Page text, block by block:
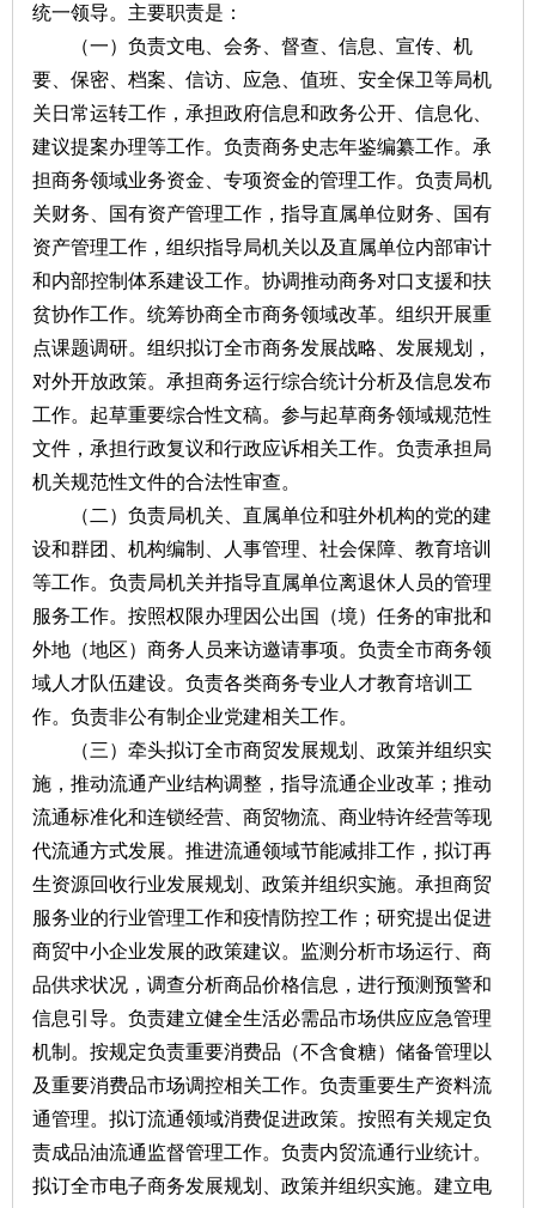
统一领导。主要职责是：
（一）负责文电、会务、督查、信息、宣传、机
要、保密、档案、信访、应急、值班、安全保卫等局机
关日常运转工作，承担政府信息和政务公开、信息化、
建议提案办理等工作。负责商务史志年鉴编纂工作。承
担商务领域业务资金、专项资金的管理工作。负责局机
关财务、国有资产管理工作，指导直属单位财务、国有
资产管理工作，组织指导局机关以及直属单位内部审计
和内部控制体系建设工作。协调推动商务对口支援和扶
贫协作工作。统筹协商全市商务领域改革。组织开展重
点课题调研。组织拟订全市商务发展战略、发展规划，
对外开放政策。承担商务运行综合统计分析及信息发布
工作。起草重要综合性文稿。参与起草商务领域规范性
文件，承担行政复议和行政应诉相关工作。负责承担局
机关规范性文件的合法性审查。
（二）负责局机关、直属单位和驻外机构的党的建
设和群团、机构编制、人事管理、社会保障、教育培训
等工作。负责局机关并指导直属单位离退休人员的管理
服务工作。按照权限办理因公出国（境）任务的审批和
外地（地区）商务人员来访邀请事项。负责全市商务领
域人才队伍建设。负责各类商务专业人才教育培训工
作。负责非公有制企业党建相关工作。
（三）牵头拟订全市商贸发展规划、政策并组织实
施，推动流通产业结构调整，指导流通企业改革；推动
流通标准化和连锁经营、商贸物流、商业特许经营等现
代流通方式发展。推进流通领域节能减排工作，拟订再
生资源回收行业发展规划、政策并组织实施。承担商贸
服务业的行业管理工作和疫情防控工作；研究提出促进
商贸中小企业发展的政策建议。监测分析市场运行、商
品供求状况，调查分析商品价格信息，进行预测预警和
信息引导。负责建立健全生活必需品市场供应应急管理
机制。按规定负责重要消费品（不含食糖）储备管理以
及重要消费品市场调控相关工作。负责重要生产资料流
通管理。拟订流通领域消费促进政策。按照有关规定负
责成品油流通监督管理工作。负责内贸流通行业统计。
拟订全市电子商务发展规划、政策并组织实施。建立电